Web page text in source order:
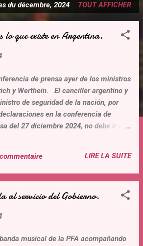
du décembre, 2024 TOUT AFFICHER
lo que existe en Argentina.
de prensa ayer de los ministros
y Werthein. El canciller argentino y
de seguridad de la nación, por
en la conferencia de
del 27 diciembre 2024, no debe ir a
imputaciones falsas y otras
que no solo violan los derechos
contra la dignidad de las personas
humanos como un valor universal y
discrecionalmente ». “ Que, la
LIRE LA SUITE
al servicio del Gobierno.
musical de la PFA acompañando